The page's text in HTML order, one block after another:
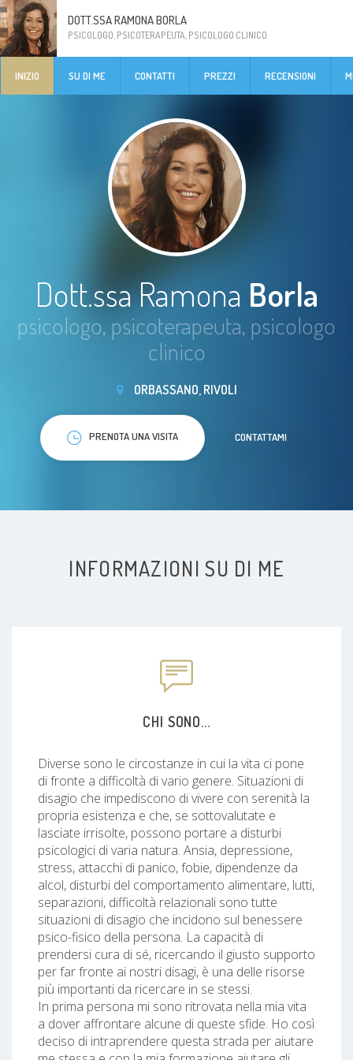
DOTT.SSA RAMONA BORLA
PSICOLOGO, PSICOTERAPEUTA, PSICOLOGO CLINICO
INIZIO SU DI ME CONTATTI PREZZI RECENSIONI
Dott.ssa Ramona Borla
psicologo, psicoterapeuta, psicologo
clinico
ORBASSANO, RIVOLI
PRENOTA UNA VISITA CONTATTAMI
INFORMAZIONI SU DI ME
CHI SONO...
Diverse sono le circostanze in cui la vita ci pone
di fronte a difficoltà di vario genere. Situazioni di
disagio che impediscono di vivere con serenità la
propria esistenza e che, se sottovalutate e
lasciate irrisolte, possono portare a disturbi
psicologici di varia natura. Ansia, depressione,
stress, attacchi di panico, fobie, dipendenze da
alcol, disturbi del comportamento alimentare, lutti,
separazioni, difficoltà relazionali sono tutte
situazioni di disagio che incidono sul benessere
psico-fisico della persona. La capacità di
prendersi cura di sé, ricercando il giusto supporto
per far fronte ai nostri disagi, è una delle risorse
più importanti da ricercare in se stessi.
In prima persona mi sono ritrovata nella mia vita
a dover affrontare alcune di queste sfide. Ho così
deciso di intraprendere questa strada per aiutare